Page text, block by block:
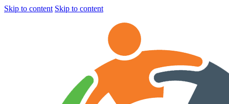
Skip to content Skip to content